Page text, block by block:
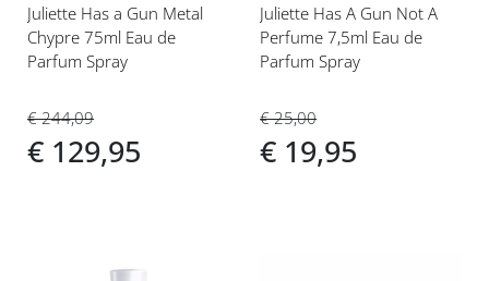
Juliette Has a Gun Metal
Chypre 75ml Eau de
Parfum Spray
€ 244,09
€ 129,95
Juliette Has A Gun Not A
Perfume 7,5ml Eau de
Parfum Spray
€ 25,00
€ 19,95